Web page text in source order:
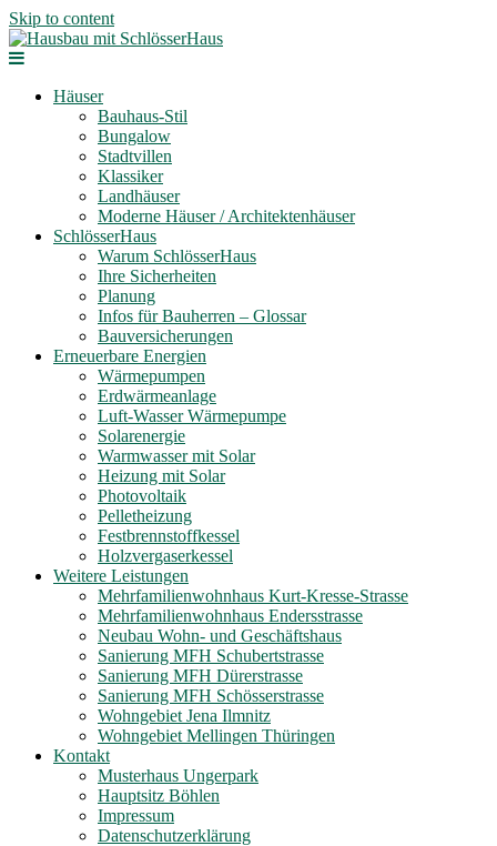
Skip to content
Häuser
Bauhaus-Stil
Bungalow
Stadtvillen
Klassiker
Landhäuser
Moderne Häuser / Architektenhäuser
SchlösserHaus
Warum SchlösserHaus
Ihre Sicherheiten
Planung
Infos für Bauherren – Glossar
Bauversicherungen
Erneuerbare Energien
Wärmepumpen
Erdwärmeanlage
Luft-Wasser Wärmepumpe
Solarenergie
Warmwasser mit Solar
Heizung mit Solar
Photovoltaik
Pelletheizung
Festbrennstoffkessel
Holzvergaserkessel
Weitere Leistungen
Mehrfamilienwohnhaus Kurt-Kresse-Strasse
Mehrfamilienwohnhaus Endersstrasse
Neubau Wohn- und Geschäftshaus
Sanierung MFH Schubertstrasse
Sanierung MFH Dürerstrasse
Sanierung MFH Schösserstrasse
Wohngebiet Jena Ilmnitz
Wohngebiet Mellingen Thüringen
Kontakt
Musterhaus Ungerpark
Hauptsitz Böhlen
Impressum
Datenschutzerklärung